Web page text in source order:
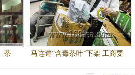
茶
马连道“含毒茶叶”下架 工商要
追“茶”